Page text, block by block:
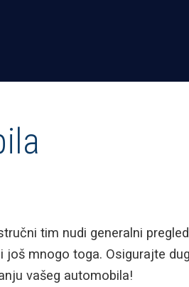
tim nudi generalni
još mnogo toga. Osigurajte
vašeg automobila!